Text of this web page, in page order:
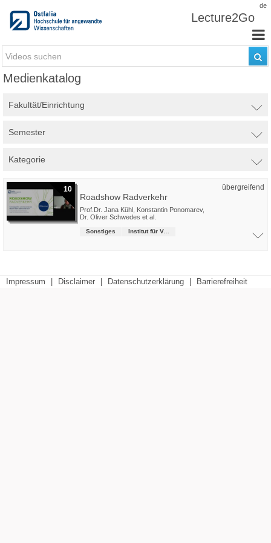
de
Lecture2Go
Medienkatalog
Fakultät/Einrichtung
Semester
Kategorie
10 übergreifend
Roadshow Radverkehr
Prof.Dr. Jana Kühl Konstantin Ponomarev,
Dr. Oliver Schwedes et al.
Sonstiges Institut für Verkehrsmanagement
Impressum Disclaimer Datenschutzerklärung Barrierefreiheit